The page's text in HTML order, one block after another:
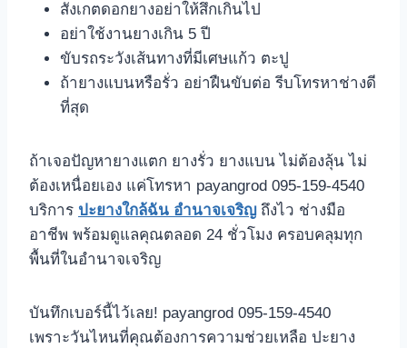
สังเกตดอกยางอย่าให้สึกเกินไป
อย่าใช้งานยางเกิน 5 ปี
ขับรถระวังเส้นทางที่มีเศษแก้ว ตะปู
ถ้ายางแบนหรือรั่ว อย่าฝืนขับต่อ รีบโทรหาช่างดี
ที่สุด
ถ้าเจอปัญหายางแตก ยางรั่ว ยางแบน ไม่ต้องลุ้น ไม่
ต้องเหนื่อยเอง แค่โทรหา payangrod 095-159-4540
บริการ ปะยางใกล้ฉัน อำนาจเจริญถึงไว ช่างมือ
อาชีพ พร้อมดูแลคุณตลอด 24 ชั่วโมง ครอบคลุมทุก
พื้นที่ในอำนาจเจริญ
บันทึกเบอร์นี้ไว้เลย! payangrod 095-159-4540
เพราะวันไหนที่คุณต้องการความช่วยเหลือ ปะยาง